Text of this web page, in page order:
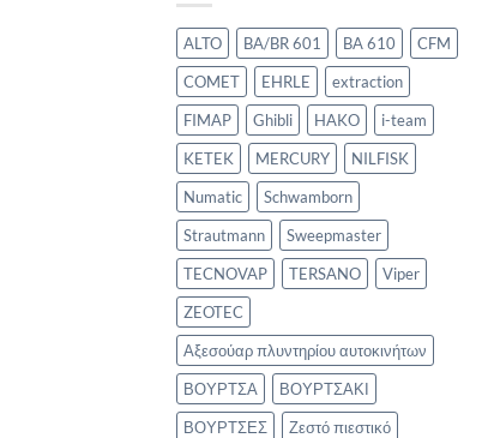
ALTO BA/BR 601 BA 610
CFM
COMET
EHRLE
extraction
FIMAP
Ghibli HAKO
i-team
KETEK
MERCURY
NILFISK
Numatic
Schwamborn
Strautmann
Sweepmaster
TECNOVAP
TERSANO
Viper
ZEOTEC
Αξεσούαρ πλυντηρίου αυτοκινήτων
ΒΟΥΡΤΣΑ
ΒΟΥΡΤΣΑΚΙ
ΒΟΥΡΤΣΕΣ
Ζεστό πιεστικό